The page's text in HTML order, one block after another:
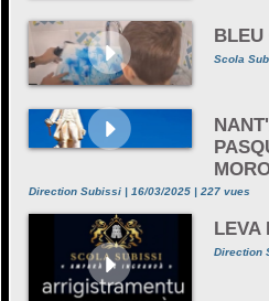
BLEU
Scola
Direction Subissi | 16/03/2025 | 227 vues
LEVA
Direction